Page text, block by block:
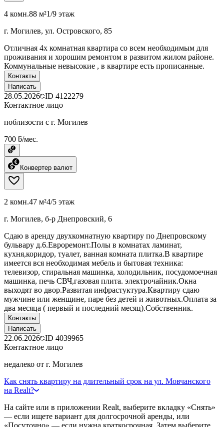
4 комн.88 м²1/9 этаж
г. Могилев, ул. Островского, 85
Отличная 4х комнатная квартира со всем необходимым для
проживания и хорошим ремонтом в развитом жилом районе.
Коммунальные невысокие , в квартире есть прописанные.
Контакты
Написать
28.05.2026 ID 4122279
Контактное лицо
поблизости с г. Могилев
700 ƃ/мес.
Конвертер валют
2 комн.47 м²4/5 этаж
г. Могилев, б-р Днепровский, 6
Сдаю в аренду двухкомнатную квартиру по Днепровскому
бульвару д.6.Евроремонт.Полы в комнатах ламинат,
кухня,коридор, туалет, ванная комната плитка.В квартире
имеется вся необходимая мебель и бытовая техника:
телевизор, стиральная машинка, холодильник, посудомоечная
машинка, печь СВЧ,газовая плита. электрочайник.Окна
выходят во двор.Развитая инфрастуктура.Квартиру сдаю
мужчине или женщине, паре без детей и животных.Оплата за
два месяца ( первый и последний месяц).Собственник.
Контакты
Написать
22.06.2026 ID 4039965
Контактное лицо
недалеко от г. Могилев
Как снять квартиру на длительный срок на ул. Мовчанского
на Realt?
На сайте или в приложении Realt, выберите вкладку «Снять»
— если ищете вариант для долгосрочной аренды, или
«Посуточно» — если нужна краткосрочная. Затем выберите